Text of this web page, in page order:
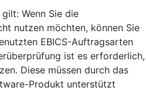
gilt: Wenn Sie die
nutzen möchten, können Sie
EBICS-Auftragsarten
ist es erforderlich,
Diese müssen durch das
Produkt unterstützt